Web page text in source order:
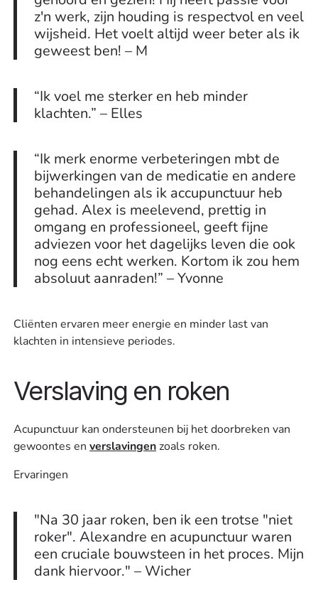
z'n werk, zijn houding is respectvol en veel
wijsheid. Het voelt altijd weer beter als ik
geweest ben! – M
“Ik voel me sterker en heb minder
klachten.” – Elles
“Ik merk enorme verbeteringen mbt de
bijwerkingen van de medicatie en andere
behandelingen als ik accupunctuur heb
gehad. Alex is meelevend, prettig in
omgang en professioneel, geeft fijne
adviezen voor het dagelijks leven die ook
nog eens echt werken. Kortom ik zou hem
absoluut aanraden!” – Yvonne
Cliënten ervaren meer energie en minder last van
klachten in intensieve periodes.
Verslaving en roken
Acupunctuur kan ondersteunen bij het doorbreken van
gewoontes enverslavingenzoals roken.
Ervaringen
"Na 30 jaar roken, ben ik een trotse "niet
roker". Alexandre en acupunctuur waren
een cruciale bouwsteen in het proces. Mijn
dank hiervoor." – Wicher